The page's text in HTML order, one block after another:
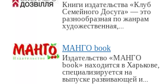
Книги издательства «Клуб
Семейного Досуга» — это
разнообразная по жанрам
художественная,...
МАНГО book
Издательство «MАНГО
book» находится в Харькове,
специализируется на
выпуске развивающей и...